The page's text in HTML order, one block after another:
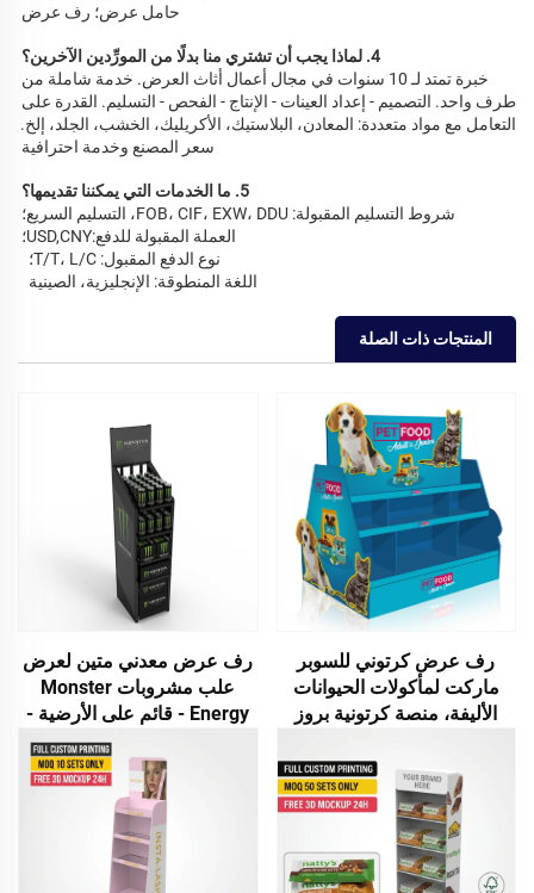
حامل عرض؛ رف عرض
4. لماذا يجب أن تشتري منا بدلًا من المورِّدين الآخرين؟
سعر المصنع وخدمة احترافية
5. ما الخدمات التي يمكننا تقديمها؟
شروط التسليم المقبولة: FOB، CIF، EXW، DDU، التسليم السريع؛
العملة المقبولة للدفع:USD,CNY؛
نوع الدفع المقبول: T/T، L/C؛
اللغة المنطوقة: الإنجليزية، الصينية
المنتجات ذات الصلة
رف عرض معدني متين لعرض
علب مشروبات Monster
Energy - قائم على الأرضية -
للاستخدام في الحانات ومتاجر
البيع بالتجزئة
رف عرض كرتوني للسوبر
ماركت لمأكولات الحيوانات
الأليفة، منصة كرتونية بروز
للقطط والكلاب